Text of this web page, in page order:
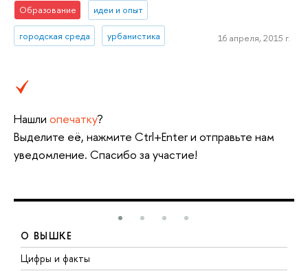
Образование идеи и опыт
городская среда урбанистика 16 апреля, 2015 г.
Нашли опечатку?
Выделите её, нажмите Ctrl+Enter и отправьте нам
уведомление. Спасибо за участие!
О ВЫШКЕ
Цифры и факты